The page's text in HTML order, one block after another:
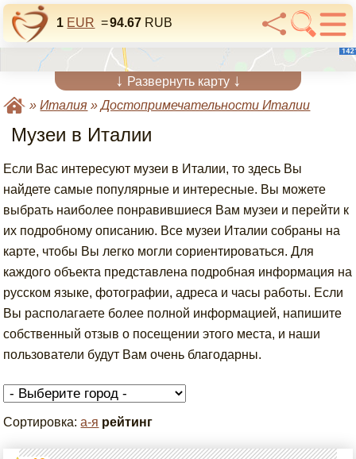
1 EUR =94.67 RUB
↓ Развернуть карту ↓
»Италия »Достопримечательности Италии
Музеи в Италии
Если Вас интересуют музеи в Италии, то здесь Вы
найдете самые популярные и интересные. Вы можете
выбрать наиболее понравившиеся Вам музеи и перейти к
их подробному описанию. Все музеи Италии собраны на
карте, чтобы Вы легко могли сориентироваться. Для
каждого объекта представлена подробная информация на
русском языке, фотографии, адреса и часы работы. Если
Вы располагаете более полной информацией, напишите
собственный отзыв о посещении этого места, и наши
пользователи будут Вам очень благодарны.
Сортировка:а-я рейтинг